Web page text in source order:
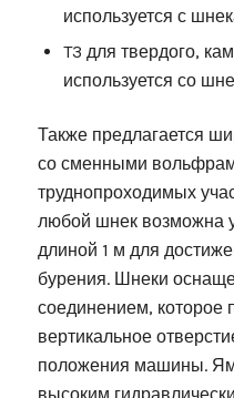
используется с
T3 для твердого,
используется со
Также предлагается
со сменными
труднопроходимых
любой шнек возможна
длиной 1 м для
бурения. Шнеки
соединением, которое
вертикальное
положения машины.
высоким